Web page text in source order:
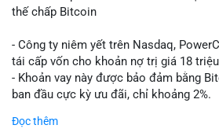
thế chấp Bitcoin
- Công ty niêm yết trên Nasdaq,
tái cấp vốn cho khoản nợ trị giá 18 triệu
- Khoản vay này được bảo đảm bằng
ban đầu cực kỳ ưu đãi, chỉ khoảng 2%.
ngày càng tin tưởng sử dụng BTC làm
Đọc thêm